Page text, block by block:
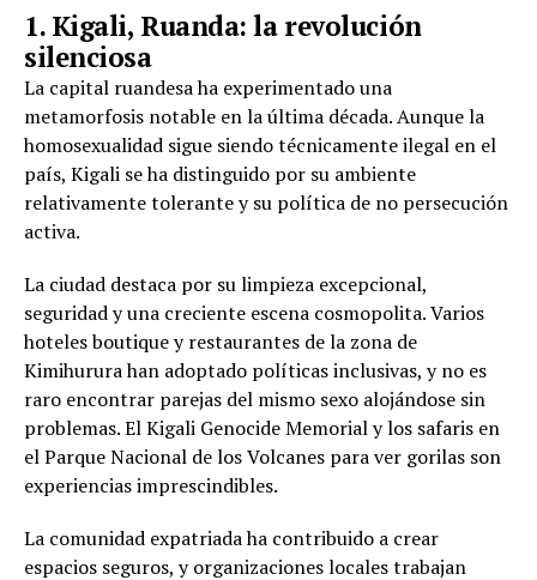
1. Kigali, Ruanda: la revolución
silenciosa
La capital ruandesa ha experimentado una
metamorfosis notable en la última década. Aunque la
homosexualidad sigue siendo técnicamente ilegal en el
país, Kigali se ha distinguido por su ambiente
relativamente tolerante y su política de no persecución
activa.
La ciudad destaca por su limpieza excepcional,
seguridad y una creciente escena cosmopolita. Varios
hoteles boutique y restaurantes de la zona de
Kimihurura han adoptado políticas inclusivas, y no es
raro encontrar parejas del mismo sexo alojándose sin
problemas. El Kigali Genocide Memorial y los safaris en
el Parque Nacional de los Volcanes para ver gorilas son
experiencias imprescindibles.
La comunidad expatriada ha contribuido a crear
espacios seguros, y organizaciones locales trabajan